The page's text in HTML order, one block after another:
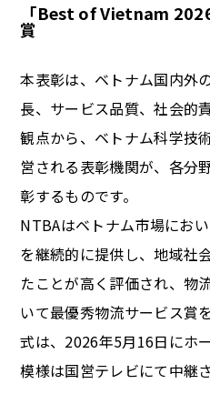
「Best of Vietnam
賞
本表彰は、ベトナム国内外
長、サービス品質、社会的
観点から、ベトナム科学技
営される表彰機関が、各分
彰するものです。
NTBAはベトナム市場にお
を継続的に提供し、地域社
たことが高く評価され、物
いて最優秀物流サービス賞
式は、2026年5月16日にホ
模様は国営テレビにて中継